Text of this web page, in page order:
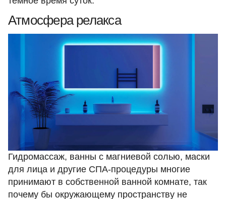
Атмосфера релакса
Гидромассаж, ванны с магниевой солью, маски
для лица и другие СПА-процедуры многие
принимают в собственной ванной комнате, так
почему бы окружающему пространству не